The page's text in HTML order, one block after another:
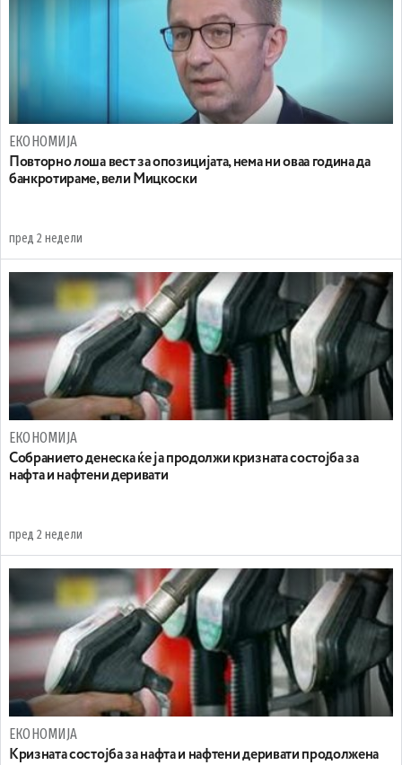
ЕКОНОМИЈА
Повторно лоша вест за опозицијата, нема ни оваа година да
банкротираме, вели Мицкоски
пред 2 недели
ЕКОНОМИЈА
Собранието денеска ќе ја продолжи кризната состојба за
нафта и нафтени деривати
пред 2 недели
ЕКОНОМИЈА
Кризната состојба за нафта и нафтени деривати продолжена